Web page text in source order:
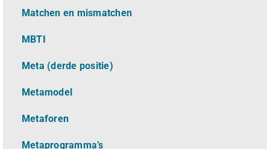
Matchen en mismatchen
MBTI
Meta (derde positie)
Metamodel
Metaforen
Metaprogramma’s